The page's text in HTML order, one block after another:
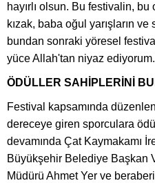
hayırlı olsun. Bu festivalin,
kızak, baba oğul yarışların ve
bundan sonraki yöresel
yüce Allah'tan niyaz
ÖDÜLLER SAHİPLERİNİ
Festival kapsamında
dereceye giren sporculara
devamında Çat Kaymakamı
Büyükşehir Belediye Başkan
Müdürü Ahmet Yer ve